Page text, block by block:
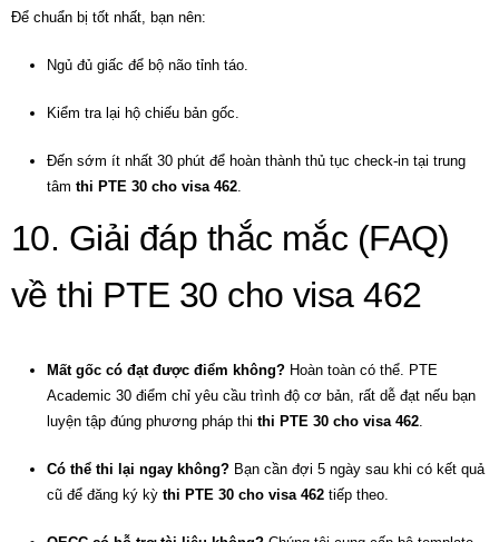
Để chuẩn bị tốt nhất, bạn nên:
Ngủ đủ giấc để bộ não tỉnh táo.
Kiểm tra lại hộ chiếu bản gốc.
Đến sớm ít nhất 30 phút để hoàn thành thủ tục check-in tại trung
tâm thi PTE 30 cho visa 462.
10. Giải đáp thắc mắc (FAQ)
về thi PTE 30 cho visa 462
Mất gốc có đạt được điểm không? Hoàn toàn có thể. PTE
Academic 30 điểm chỉ yêu cầu trình độ cơ bản, rất dễ đạt nếu bạn
luyện tập đúng phương pháp thi thi PTE 30 cho visa 462.
Có thể thi lại ngay không? Bạn cần đợi 5 ngày sau khi có kết quả
cũ để đăng ký kỳ thi PTE 30 cho visa 462 tiếp theo.